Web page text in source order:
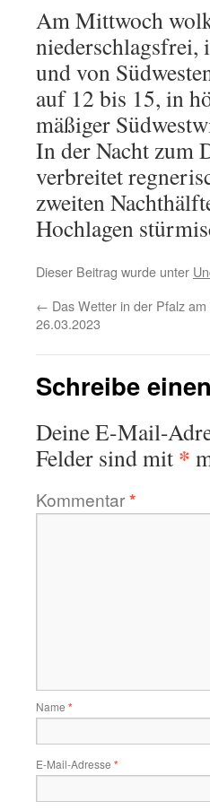
Am Mittwoch
niederschlagsfrei,
und von
auf 12 bis 15, in
mäßiger
In der Nacht zum
verbreitet
zweiten
Hochlagen
Dieser Beitrag wurde unter
← Das Wetter in der Pfalz
26.03.2023
Schreibe
Deine E-Mail-
Felder sind mit *
Kommentar*
Name *
E-Mail-Adresse *